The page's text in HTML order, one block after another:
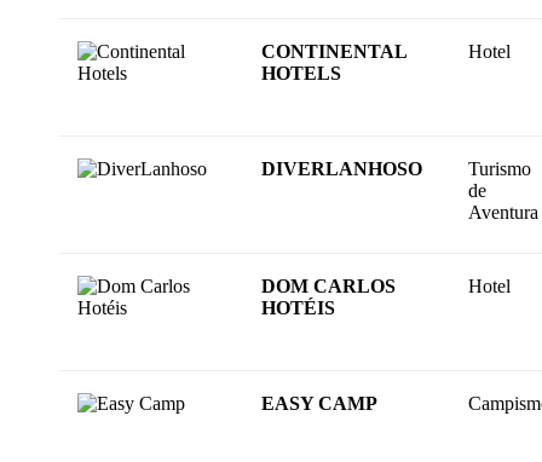
CONTINENTAL
HOTELS
Hotel
DIVERLANHOSO
Turismo
de
Aventura
DOM CARLOS
HOTÉIS
Hotel
EASY CAMP